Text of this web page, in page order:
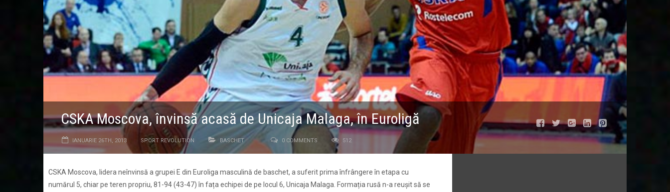
CSKA Moscova, învinsă acasă de Unicaja Malaga, în Euroligă
IANUARIE 26TH, 2013 SPORT REVOLUTION BASCHET 0 COMMENTS 512
CSKA Moscova, lidera neînvinsă a grupei E din Euroliga masculină de baschet, a suferit prima înfrângere în etapa cu
numărul 5, chiar pe teren propriu, 81-94 (43-47) în fața echipei de pe locul 6, Unicaja Malaga. Formația rusă n-a reușit să se